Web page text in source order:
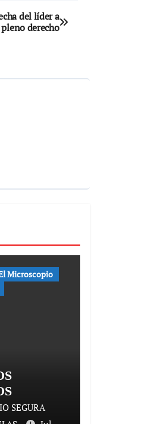
del líder a
derecho
Microscopio
SEGURA